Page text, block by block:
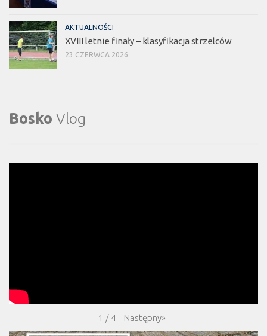
AKTUALNOŚCI
XVIII letnie finały – klasyfikacja strzelców
23 CZERWCA 2026
Bosko Vlog
1 / 4 Następny»